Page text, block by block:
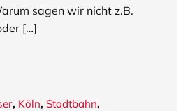
sagen wir nicht z.B.
[…]
, Köln, Stadtbahn,